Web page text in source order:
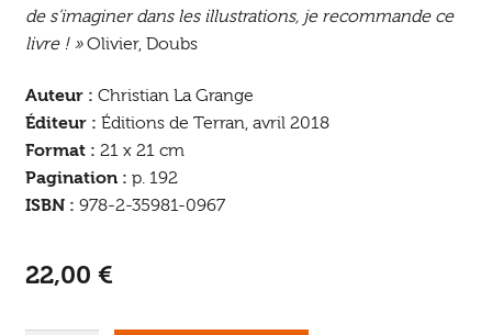
de s’imaginer dans les illustrations, je recommande ce
livre ! »Olivier, Doubs
Auteur : Christian La Grange
Éditeur : Éditions de Terran, avril 2018
Format : 21 x 21 cm
Pagination : p. 192
ISBN : 978-2-35981-0967
22,00 €